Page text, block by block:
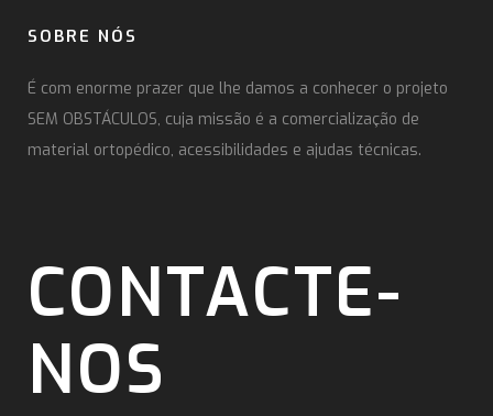
SOBRE NÓS
É com enorme prazer que lhe damos a conhecer o projeto
SEM OBSTÁCULOS, cuja missão é a comercialização de
material ortopédico, acessibilidades e ajudas técnicas.
CONTACTE-
NOS